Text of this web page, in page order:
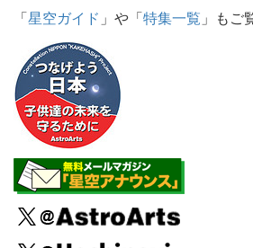
「星空ガイド 」や「特集一覧 」もご